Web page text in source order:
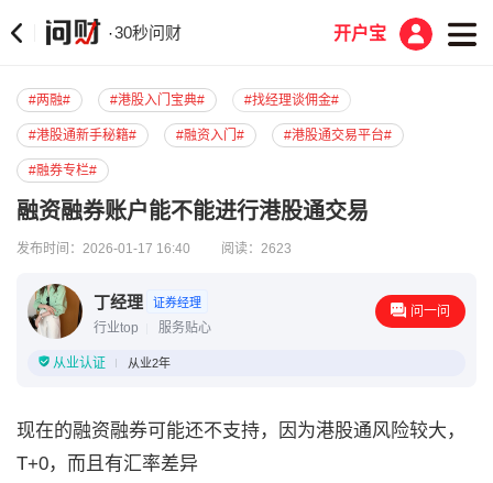
·30秒问财 开户宝
#两融# #港股入门宝典# #找经理谈佣金#
#港股通新手秘籍# #融资入门# #港股通交易平台#
#融券专栏#
融资融券账户能不能进行港股通交易
发布时间：2026-01-17 16:40 阅读：2623
丁经理 证券经理
行业top 服务贴心
问一问
从业认证 从业2年
现在的融资融券可能还不支持，因为港股通风险较大，
T+0，而且有汇率差异